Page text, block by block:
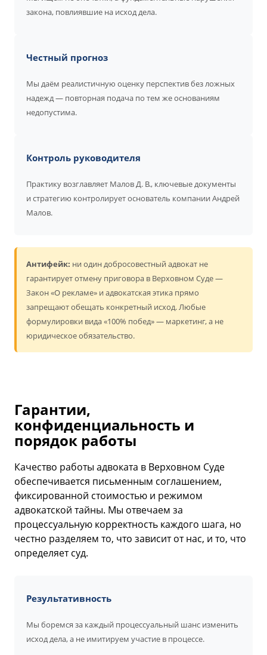
закона, повлиявшие на исход дела.
Честный прогноз
Мы даём реалистичную оценку перспектив без ложных
надежд — повторная подача по тем же основаниям
недопустима.
Контроль руководителя
Практику возглавляет Малов Д. В., ключевые документы
и стратегию контролирует основатель компании Андрей
Малов.
Антифейк: ни один добросовестный адвокат не
гарантирует отмену приговора в Верховном Суде —
Закон «О рекламе» и адвокатская этика прямо
запрещают обещать конкретный исход. Любые
формулировки вида «100% побед» — маркетинг, а не
юридическое обязательство.
Гарантии,
конфиденциальность и
порядок работы
Качество работы адвоката в Верховном Суде
обеспечивается письменным соглашением,
фиксированной стоимостью и режимом
адвокатской тайны. Мы отвечаем за
процессуальную корректность каждого шага, но
честно разделяем то, что зависит от нас, и то, что
определяет суд.
Результативность
Мы боремся за каждый процессуальный шанс изменить
исход дела, а не имитируем участие в процессе.